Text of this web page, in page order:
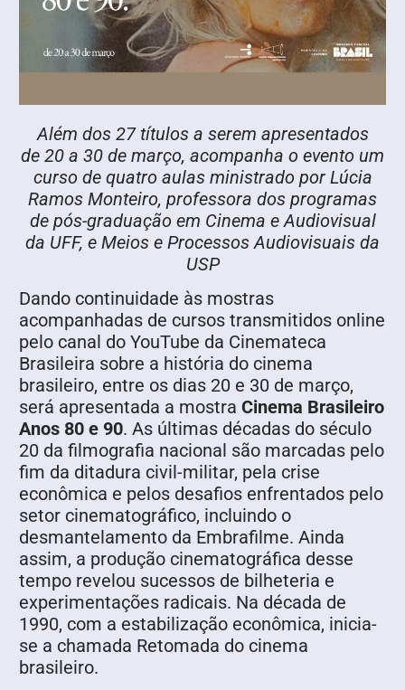
Além dos 27 títulos a serem apresentados
de 20 a 30 de março, acompanha o evento um
curso de quatro aulas ministrado por Lúcia
Ramos Monteiro, professora dos programas
de pós-graduação em Cinema e Audiovisual
da UFF, e Meios e Processos Audiovisuais da
USP
Dando continuidade às mostras
acompanhadas de cursos transmitidos online
pelo canal do YouTube da Cinemateca
Brasileira sobre a história do cinema
brasileiro, entre os dias 20 e 30 de março,
será apresentada a mostra Cinema Brasileiro
Anos 80 e 90. As últimas décadas do século
20 da filmografia nacional são marcadas pelo
fim da ditadura civil-militar, pela crise
econômica e pelos desafios enfrentados pelo
setor cinematográfico, incluindo o
desmantelamento da Embrafilme. Ainda
assim, a produção cinematográfica desse
tempo revelou sucessos de bilheteria e
experimentações radicais. Na década de
1990, com a estabilização econômica, inicia-
se a chamada Retomada do cinema
brasileiro.